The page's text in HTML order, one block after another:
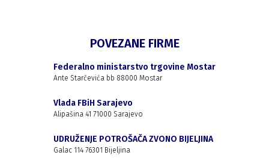
POVEZANE FIRME
Federalno ministarstvo trgovine Mostar
Ante Starčevića bb 88000 Mostar
Vlada FBiH Sarajevo
Alipašina 41 71000 Sarajevo
UDRUŽENJE POTROŠAČA ZVONO BIJELJINA
Galac 114 76301 Bijeljina